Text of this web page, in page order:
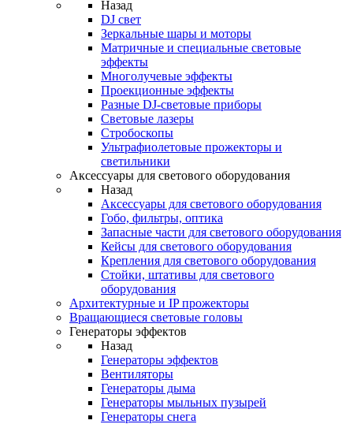
Назад
DJ свет
Зеркальные шары и моторы
Матричные и специальные световые
эффекты
Многолучевые эффекты
Проекционные эффекты
Разные DJ-световые приборы
Световые лазеры
Стробоскопы
Ультрафиолетовые прожекторы и
светильники
Аксессуары для светового оборудования
Назад
Аксессуары для светового оборудования
Гобо, фильтры, оптика
Запасные части для светового оборудования
Кейсы для светового оборудования
Крепления для светового оборудования
Стойки, штативы для светового
оборудования
Архитектурные и IP прожекторы
Вращающиеся световые головы
Генераторы эффектов
Назад
Генераторы эффектов
Вентиляторы
Генераторы дыма
Генераторы мыльных пузырей
Генераторы снега